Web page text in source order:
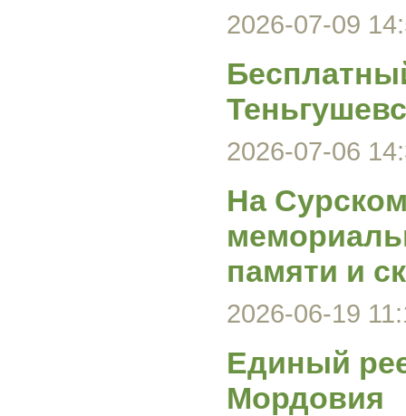
2026-07-09
2026-07-06
На
памяти и
2026-06-19
Единый
Мордовия